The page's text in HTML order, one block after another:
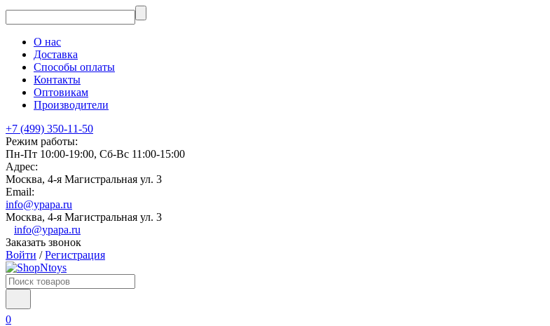
О нас
Доставка
Способы оплаты
Контакты
Оптовикам
Производители
+7 (499) 350-11-50
Режим работы:
Пн-Пт 10:00-19:00, Сб-Вс 11:00-15:00
Адрес:
Москва, 4-я Магистральная ул. 3
Email:
info@ypapa.ru
Москва, 4-я Магистральная ул. 3
info@ypapa.ru
Заказать звонок
Войти /Регистрация
0